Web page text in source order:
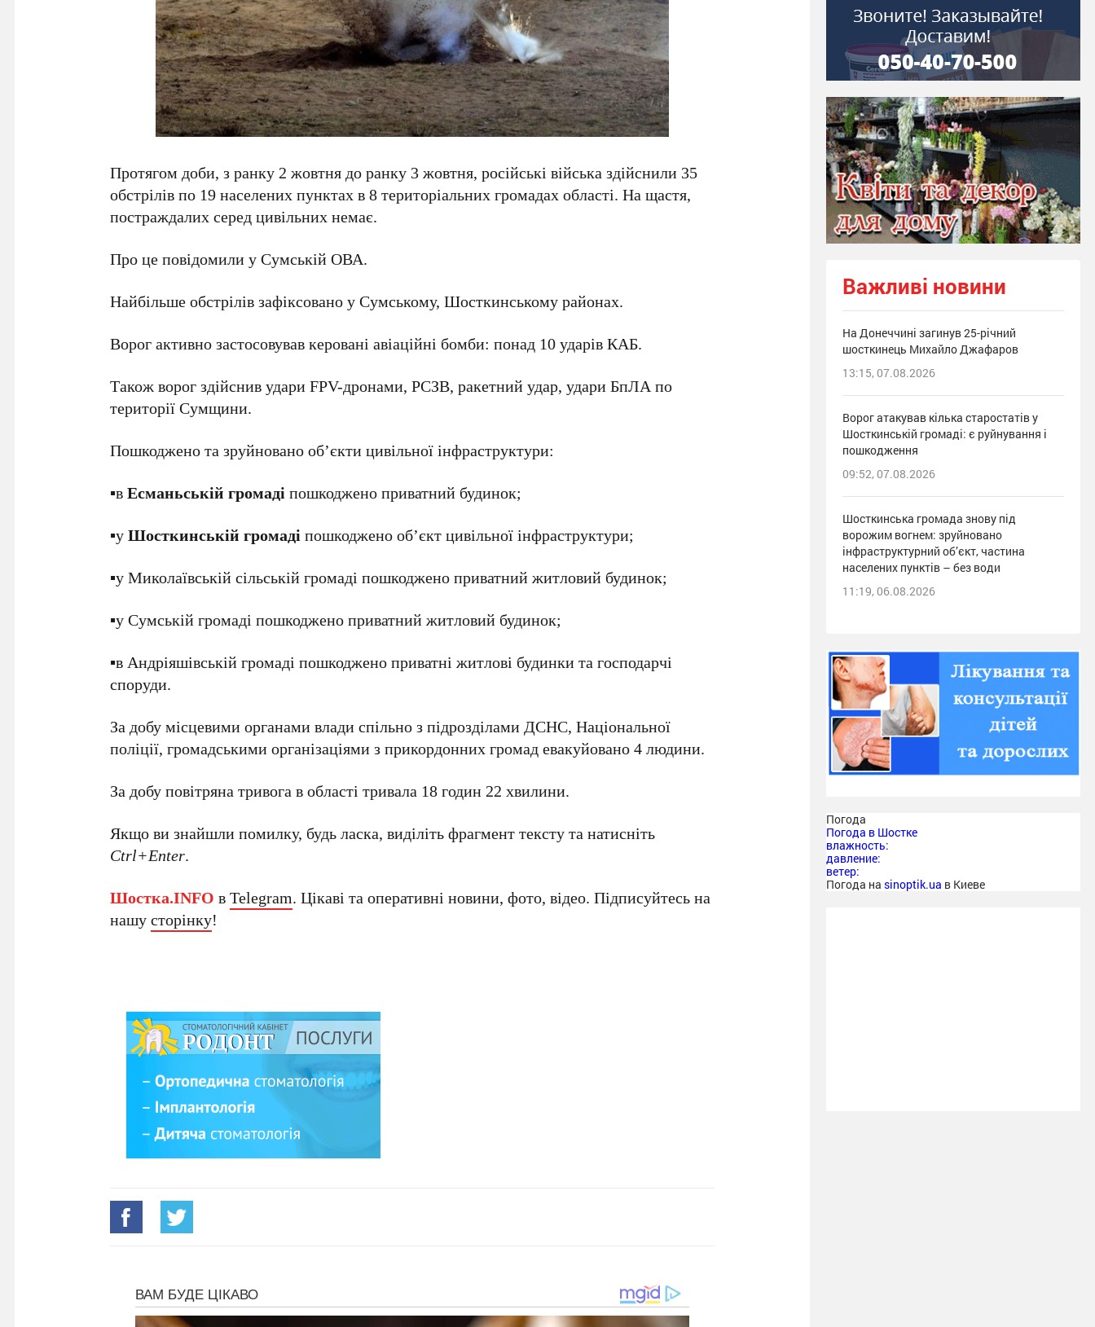
Протягом доби, з ранку 2 жовтня до ранку 3 жовтня, російські війська здійснили 35
обстрілів по 19 населених пунктах в 8 територіальних громадах області. На щастя,
постраждалих серед цивільних немає.
Про це повідомили у Сумській ОВА.
Найбільше обстрілів зафіксовано у Сумському, Шосткинському районах.
Ворог активно застосовував керовані авіаційні бомби: понад 10 ударів КАБ.
Також ворог здійснив удари FPV-дронами, РСЗВ, ракетний удар, удари БпЛА по
території Сумщини.
Пошкоджено та зруйновано об’єкти цивільної інфраструктури:
▪️вЕсманьській громадіпошкоджено приватний будинок;
▪️уШосткинській громадіпошкоджено об’єкт цивільної інфраструктури;
▪️у Миколаївській сільській громаді пошкоджено приватний житловий будинок;
▪️у Сумській громаді пошкоджено приватний житловий будинок;
▪️в Андріяшівській громаді пошкоджено приватні житлові будинки та господарчі
споруди.
За добу місцевими органами влади спільно з підрозділами ДСНС, Національної
поліції, громадськими організаціями з прикордонних громад евакуйовано 4 людини.
За добу повітряна тривога в області тривала 18 годин 22 хвилини.
Якщо ви знайшли помилку, будь ласка, виділіть фрагмент тексту та натисніть
Ctrl+Enter.
Шостка.INFO вTelegram. Цікаві та оперативні новини, фото, відео. Підписуйтесь на
нашусторінку!
Важливі новини
На Донеччині загинув 25-річний
шосткинець Михайло Джафаров
13:15, 07.08.2026
Ворог атакував кілька старостатів у
Шосткинській громаді: є руйнування і
пошкодження
09:52, 07.08.2026
Шосткинська громада знову під
ворожим вогнем: зруйновано
інфраструктурний об’єкт, частина
населених пунктів – без води
11:19, 06.08.2026
Погода
Погода в Шостке
влажность:
давление:
ветер:
Погода на sinoptik.ua в Киеве